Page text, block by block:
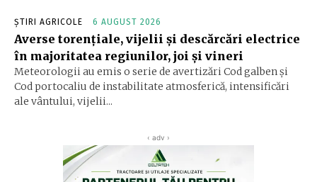
ȘTIRI AGRICOLE 6 AUGUST 2026
Averse torențiale, vijelii și descărcări electrice
în majoritatea regiunilor, joi și vineri
Meteorologii au emis o serie de avertizări Cod galben și
Cod portocaliu de instabilitate atmosferică, intensificări
ale vântului, vijelii...
‹ adv ›